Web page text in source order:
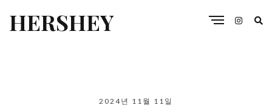
HERSHEY
2024년 11월 11일